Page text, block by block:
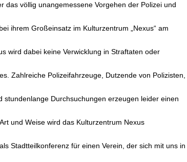
das völlig unangemessene Vorgehen der Polizei und
ihrem Großeinsatz im Kulturzentrum „Nexus“ am
wird dabei keine Verwicklung in Straftaten oder
Zahlreiche Polizeifahrzeuge, Dutzende von Polizisten,
stundenlange Durchsuchungen erzeugen leider einen
und Weise wird das Kulturzentrum Nexus
Stadtteilkonferenz für einen Verein, der sich mit uns in